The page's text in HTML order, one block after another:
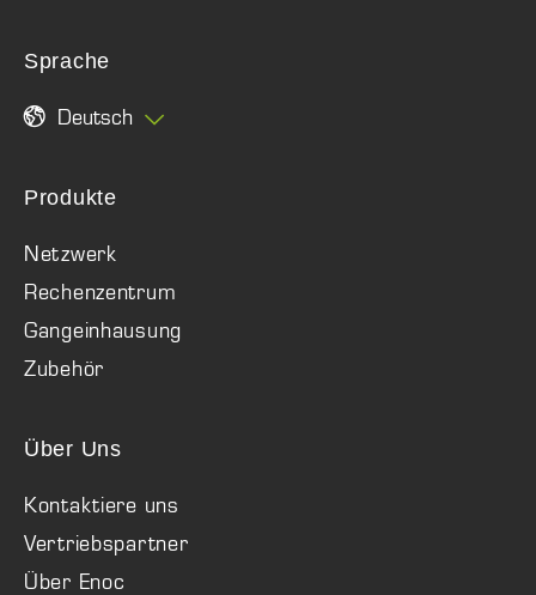
Sprache
Deutsch
Produkte
Netzwerk
Rechenzentrum
Gangeinhausung
Zubehör
Über Uns
Kontaktiere uns
Vertriebspartner
Über Enoc